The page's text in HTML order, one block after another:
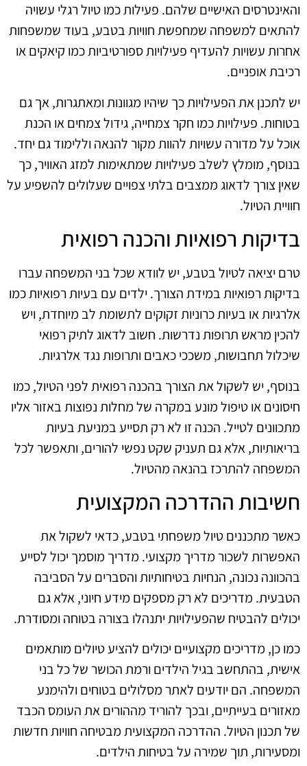
והאינטרסים האישיים שלהם. פעילות כמו טיול רגלי עשויה
להתאים למשפחה שמחפשת חוויות בטבע, בעוד שמשפחות
אחרות עשויות להעדיף פעילויות ספורטיביות כמו קיאקים או
רכיבת אופניים.
יש לתכנן את הפעילויות כך שיהיו מגוונות ומאתגרות, אך גם
בטוחות. פעילויות כמו חקר צמחייה, גידול צמחים או הכנת
אוכל על מדורה עשויות להוות מקור להנאה וללימוד גם יחד.
בנוסף, מומלץ לשלב פעילויות שמתאימות למזג האוויר, כך
שאין צורך לדאוג ממצבים בלתי צפויים שעלולים להשפיע על
חוויית הטיול.
בדיקות רפואיות והכנה רפואית
טרם יציאה לטיול בטבע, יש לוודא שכל בני המשפחה עברו
בדיקות רפואיות במידת הצורך. ילדים עם בעיות רפואיות כמו
אלרגיות או בעיות כרוניות זקוקים לתשומת לב מיוחדת, ויש
להכין מראש תרופות נדרשות. חשוב לדאוג לתיק רפואי
שיכלול תחבושות, משככי כאבים ותרופות נגד אלרגיות.
בנוסף, יש לשקול את הצורך בהכנה רפואית לפני הטיול, כמו
חיסונים או טיפול מונע במקרה של מחלות נפוצות באזור אליו
מתכוונים לטייל. הכנה זו לא רק תסייע במניעת בעיות
בריאותיות, אלא גם תעניק שקט נפשי להורים, ותאפשר לכל
המשפחה להתרכז בהנאה מהטיול.
חשיבות ההדרכה המקצועית
כאשר מתכננים טיול משפחתי בטבע, כדאי לשקול את
האפשרות לשכור מדריך מקצועי. מדריך מוסמך יכול לסייע
בהכוונה נכונה, הנחיות בטיחותיות והסברים על הסביבה
הטבעית. מדריכים לא רק מספקים מידע חיוני, אלא גם
יכולים להבטיח שהפעילויות יתנהלו בצורה בטוחה ומסודרת.
כמו כן, מדריכים מקצועיים יכולים להציע טיולים מותאמים
אישית, בהתחשב בגיל הילדים ורמת הכושר של כל בני
המשפחה. הם יודעים לאתר מסלולים בטוחים ולהימנע
מאזורים בעייתיים, ובכך להוריד מההורים את העומס הכבד
של תכנון הטיול. ההדרכה המקצועית מבטיחה חוויות חדשות
ומסעירות, תוך שמירה על בטיחות הילדים.